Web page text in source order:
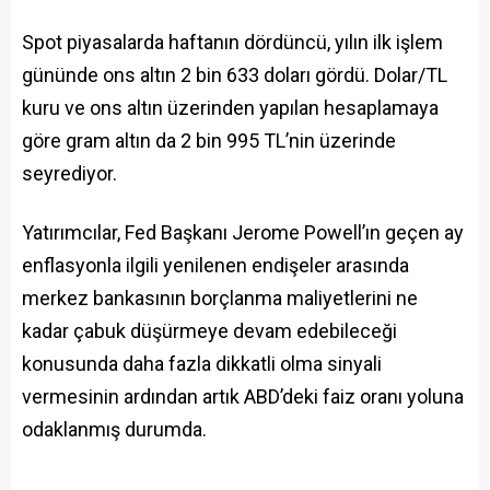
Spot piyasalarda haftanın dördüncü, yılın ilk işlem
gününde ons altın 2 bin 633 doları gördü. Dolar/TL
kuru ve ons altın üzerinden yapılan hesaplamaya
göre gram altın da 2 bin 995 TL’nin üzerinde
seyrediyor.
Yatırımcılar, Fed Başkanı Jerome Powell’ın geçen ay
enflasyonla ilgili yenilenen endişeler arasında
merkez bankasının borçlanma maliyetlerini ne
kadar çabuk düşürmeye devam edebileceği
konusunda daha fazla dikkatli olma sinyali
vermesinin ardından artık ABD’deki faiz oranı yoluna
odaklanmış durumda.